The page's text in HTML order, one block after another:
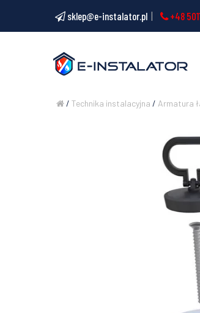
sklep@e-instalator.pl +48
/ Technika instalacyjna / Armatura